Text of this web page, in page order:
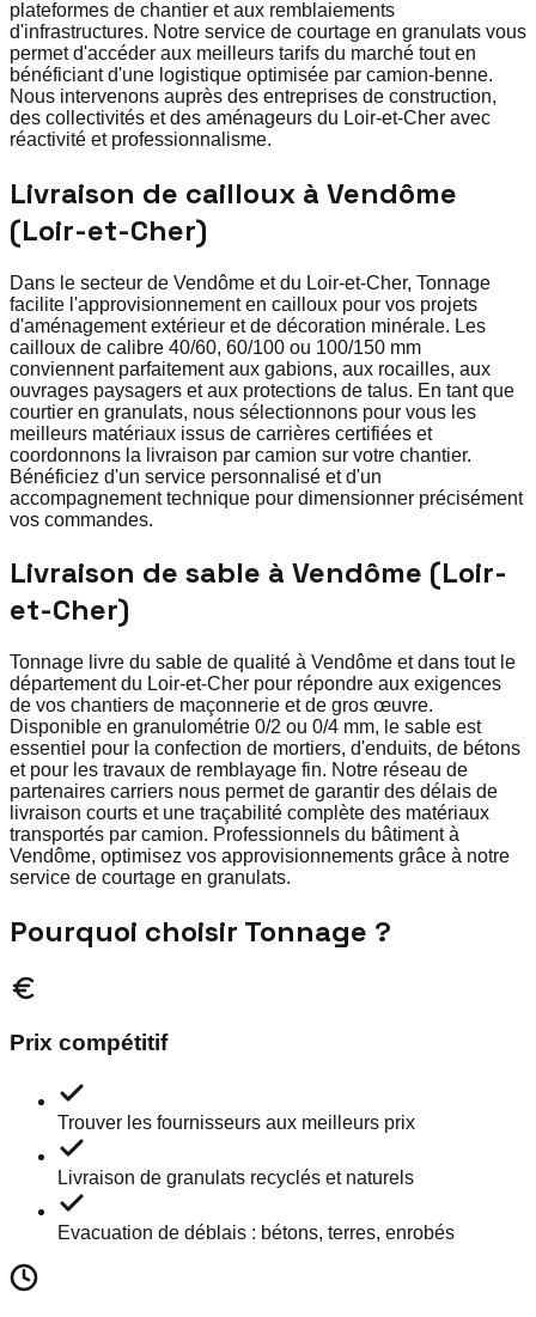
plateformes de chantier et aux remblaiements
d'infrastructures. Notre service de courtage en granulats vous
permet d'accéder aux meilleurs tarifs du marché tout en
bénéficiant d'une logistique optimisée par camion-benne.
Nous intervenons auprès des entreprises de construction,
des collectivités et des aménageurs du Loir-et-Cher avec
réactivité et professionnalisme.
Livraison de cailloux à Vendôme
(Loir-et-Cher)
Dans le secteur de Vendôme et du Loir-et-Cher, Tonnage
facilite l'approvisionnement en cailloux pour vos projets
d'aménagement extérieur et de décoration minérale. Les
cailloux de calibre 40/60, 60/100 ou 100/150 mm
conviennent parfaitement aux gabions, aux rocailles, aux
ouvrages paysagers et aux protections de talus. En tant que
courtier en granulats, nous sélectionnons pour vous les
meilleurs matériaux issus de carrières certifiées et
coordonnons la livraison par camion sur votre chantier.
Bénéficiez d'un service personnalisé et d'un
accompagnement technique pour dimensionner précisément
vos commandes.
Livraison de sable à Vendôme (Loir-
et-Cher)
Tonnage livre du sable de qualité à Vendôme et dans tout le
département du Loir-et-Cher pour répondre aux exigences
de vos chantiers de maçonnerie et de gros œuvre.
Disponible en granulométrie 0/2 ou 0/4 mm, le sable est
essentiel pour la confection de mortiers, d'enduits, de bétons
et pour les travaux de remblayage fin. Notre réseau de
partenaires carriers nous permet de garantir des délais de
livraison courts et une traçabilité complète des matériaux
transportés par camion. Professionnels du bâtiment à
Vendôme, optimisez vos approvisionnements grâce à notre
service de courtage en granulats.
Pourquoi choisir Tonnage ?
Prix compétitif
Trouver les fournisseurs aux meilleurs prix
Livraison de granulats recyclés et naturels
Evacuation de déblais : bétons, terres, enrobés